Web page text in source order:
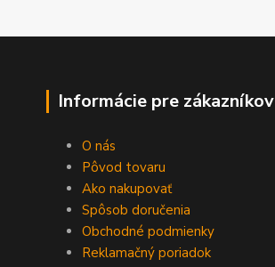
Informácie pre zákazníkov
O nás
Pôvod tovaru
Ako nakupovať
Spôsob doručenia
Obchodné podmienky
Reklamačný poriadok